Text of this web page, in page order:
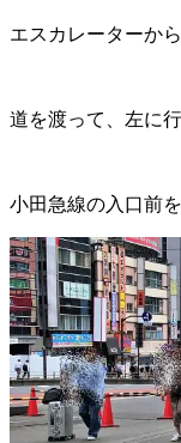
エスカレーターか
道を渡って、左に行
小田急線の入口前を